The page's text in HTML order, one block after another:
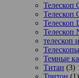
Телескоп
Телескоп
Телескоп
Телескоп
телескоп
Телескопы
Темные
Титан (3)
Тритон (1)